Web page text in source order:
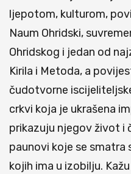
ljepotom, kulturom,
Naum Ohridski,
Ohridskog i jedan od
Kirila i Metoda, a
čudotvorne
crkvi koja je ukrašena
prikazuju njegov život i
paunovi koje se smatra
kojih ima u izobilju.